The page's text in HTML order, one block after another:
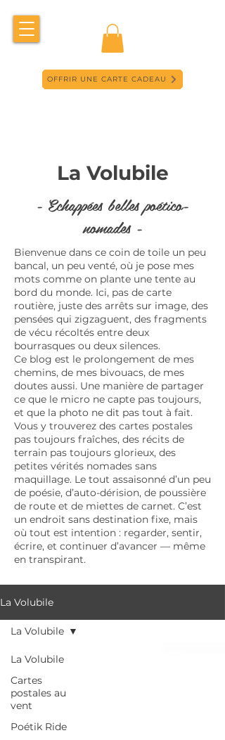
OFFRIR UNE CARTE CADEAU
La Volubile
- Echappées belles poético-
nomades -
Bienvenue dans ce coin de toile un peu
bancal, un peu venté, où je pose mes
mots comme on plante une tente au
bord du monde. Ici, pas de carte
routière, juste des arrêts sur image, des
pensées qui zigzaguent, des fragments
de vécu récoltés entre deux
bourrasques ou deux silences.
Ce blog est le prolongement de mes
chemins, de mes bivouacs, de mes
doutes aussi. Une manière de partager
ce que le micro ne capte pas toujours,
et que la photo ne dit pas tout à fait.
Vous y trouverez des cartes postales
pas toujours fraîches, des récits de
terrain pas toujours glorieux, des
petites vérités nomades sans
maquillage. Le tout assaisonné d’un peu
de poésie, d’auto-dérision, de poussière
de route et de miettes de carnet. C’est
un endroit sans destination fixe, mais
où tout est intention : regarder, sentir,
écrire, et continuer d’avancer — même
en transpirant.
La Volubile
La Volubile
Cartes
postales au
vent
Poétik Ride
La Volubile